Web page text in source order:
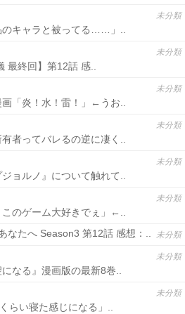
未分類
キャラと被ってる……」..
未分類
最終回】第12話 感..
未分類
「炎！水！雷！」←うお..
未分類
者ってバレるの逆に凄く..
未分類
ョルノ』について触れて..
未分類
のゲーム大好きでぇ」←..
未分類
なたへ Season3 第12話 感想：..
未分類
なる』漫画版の最新8巻..
未分類
らい寝た感じになる」..